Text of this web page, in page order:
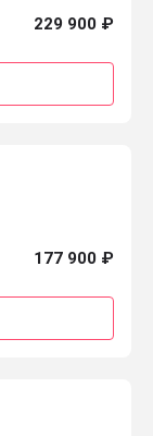
229 900 ₽
177 900 ₽